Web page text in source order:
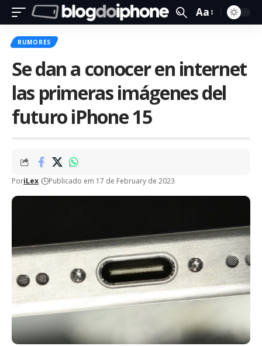
Aa
RUMORES
Se dan a conocer en internet
las primeras imágenes del
futuro iPhone 15
PoriLex Publicado em 17 de February de 2023